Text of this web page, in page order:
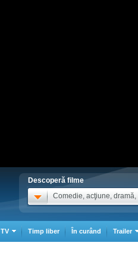
Descoperă filme
Comedie, acţiune, dramă,
TV Timp liber În curând Trailer